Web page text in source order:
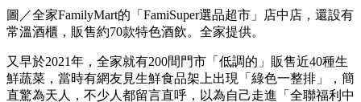
圖／全家FamilyMart的「FamiSuper選品超市」店中店，還設有
常溫酒櫃，販售約70款特色酒飲。全家提供。
又早於2021年，全家就有200間門市「低調的」販售近40種生
鮮蔬菜，當時有網友見生鮮食品架上出現「綠色一整排」，簡
直驚為天人，不少人都留言直呼，以為自己走進「全聯福利中